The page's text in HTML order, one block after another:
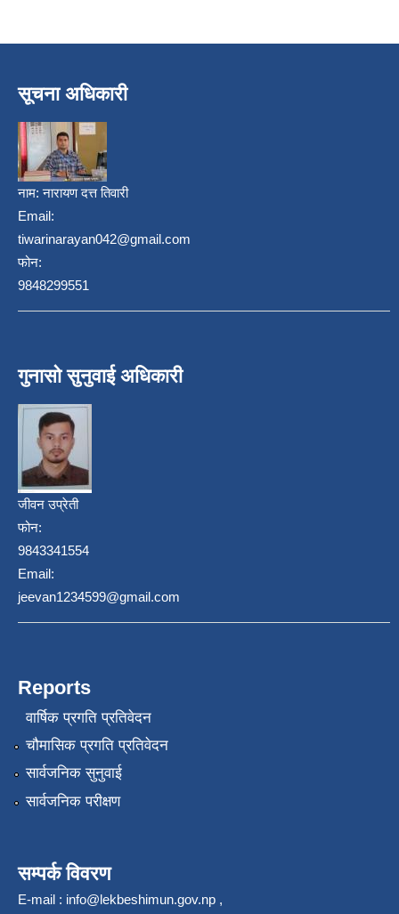
सूचना अधिकारी
नाम:नारायण दत्त तिवारी
Email:
tiwarinarayan042@gmail.com
फोन:
9848299551
गुनासो सुनुवाई अधिकारी
जीवन उप्रेती
फोन:
9843341554
Email:
jeevan1234599@gmail.com
Reports
वार्षिक प्रगति प्रतिवेदन
चौमासिक प्रगति प्रतिवेदन
सार्वजनिक सुनुवाई
सार्वजनिक परीक्षण
सम्पर्क विवरण
E-mail : info@lekbeshimun.gov.np ,